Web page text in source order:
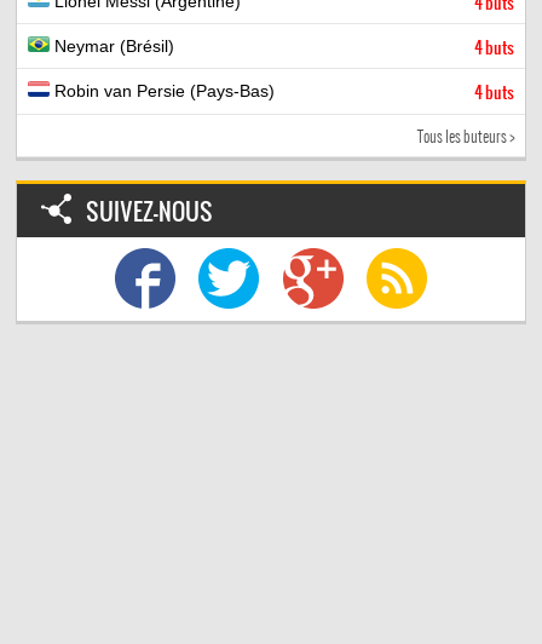
Neymar (Brésil) 4 buts
Robin van Persie (Pays-Bas) 4 buts
Tous les buteurs >
SUIVEZ-NOUS